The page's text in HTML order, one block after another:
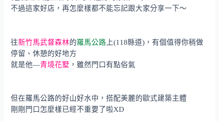
不過這家好店，再怎麼樣都不能忘記跟大家分享一下～
往新竹馬武督森林的羅馬公路 上(118縣道)，有個值得你稍做
停留、休憩的好地方
就是他—青境花墅 ，雖然門口有點俗氣
但在羅馬公路的好山好水中，搭配美麗的歐式建築主體
剛剛門口怎麼樣已經不重要了啦XD